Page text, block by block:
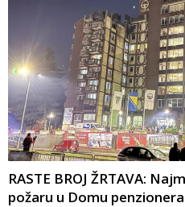
RASTE BROJ ŽRTAVA:
požaru u Domu